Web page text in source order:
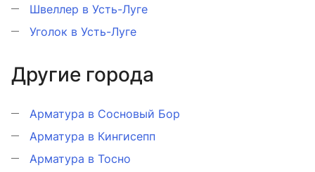
Швеллер в Усть-Луге
Уголок в Усть-Луге
Другие города
Арматура в Сосновый Бор
Арматура в Кингисепп
Арматура в Тосно